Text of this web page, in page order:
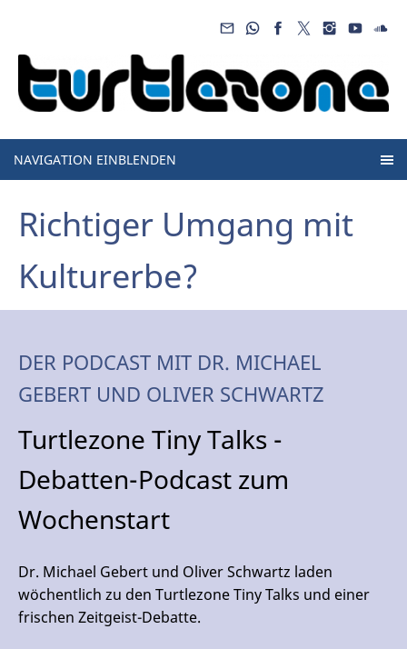
NAVIGATION EINBLENDEN
Richtiger Umgang mit
Kulturerbe?
DER PODCAST MIT DR. MICHAEL
GEBERT UND OLIVER SCHWARTZ
Turtlezone Tiny Talks -
Debatten-Podcast zum
Wochenstart
Dr. Michael Gebert und Oliver Schwartz laden
wöchentlich zu den Turtlezone Tiny Talks und einer
frischen Zeitgeist-Debatte.